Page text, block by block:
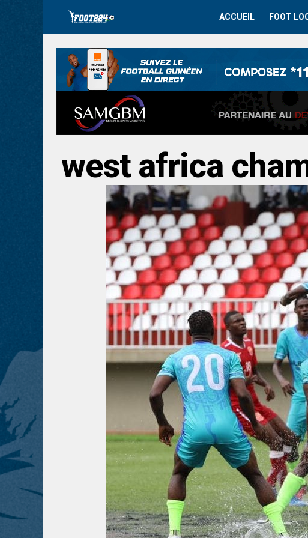
ACCUEIL FOOT
west africa